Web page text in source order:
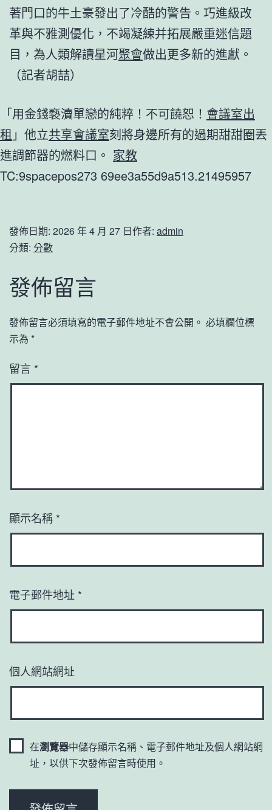
著門口的牛土豪發出了冷酷的警告。巧進級改
革與不雅測優化，不竭凝練并拓展嚴重迷信題
目，為人類解讀星河聚會做出更多新的進獻。
（記者胡喆）
「用金錢褻瀆單戀的純粹！不可饒恕！ 會議室出
租 」他立共享會議室刻將身邊所有的過期甜甜圈丟
進調節器的燃料口。 家教
TC:9spacepos273 69ee3a55d9a513.21495957
發佈日期: 2026 年 4 月 27 日作者: admin
分類: 分數
發佈留言
發佈留言必須填寫的電子郵件地址不會公開。 必填欄位標
示為 *
留言 *
顯示名稱 *
電子郵件地址 *
個人網站網址
在瀏覽器中儲存顯示名稱、電子郵件地址及個人網站網
址，以供下次發佈留言時使用。